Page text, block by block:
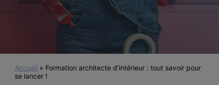
Accueil » Formation architecte d’intérieur : tout savoir pour
se lancer !